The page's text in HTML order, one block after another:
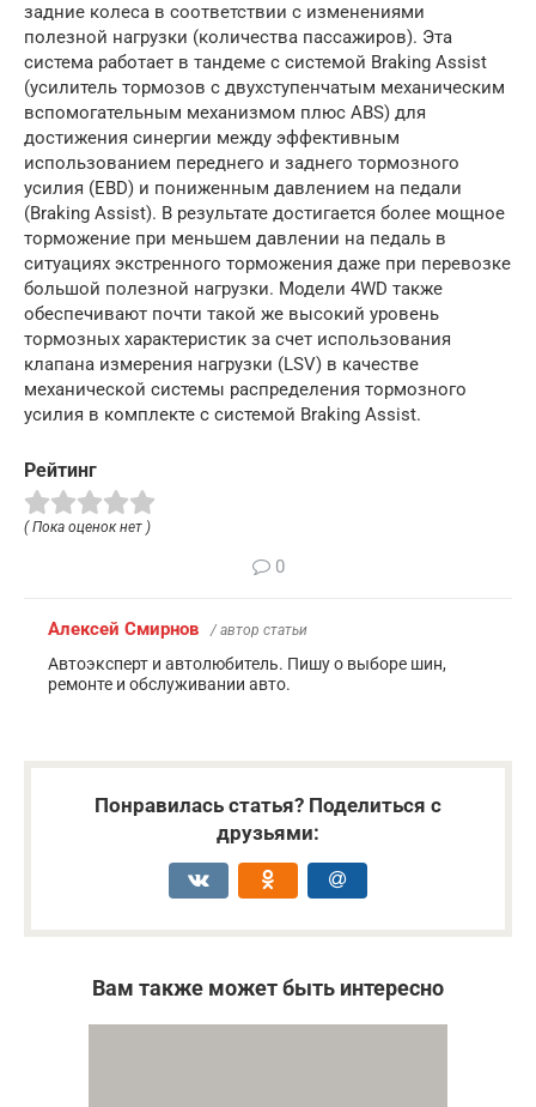
задние колеса в соответствии с изменениями
полезной нагрузки (количества пассажиров). Эта
система работает в тандеме с системой Braking Assist
(усилитель тормозов с двухступенчатым механическим
вспомогательным механизмом плюс ABS) для
достижения синергии между эффективным
использованием переднего и заднего тормозного
усилия (EBD) и пониженным давлением на педали
(Braking Assist). В результате достигается более мощное
торможение при меньшем давлении на педаль в
ситуациях экстренного торможения даже при перевозке
большой полезной нагрузки. Модели 4WD также
обеспечивают почти такой же высокий уровень
тормозных характеристик за счет использования
клапана измерения нагрузки (LSV) в качестве
механической системы распределения тормозного
усилия в комплекте с системой Braking Assist.
Рейтинг
( Пока оценок нет )
0
Алексей Смирнов / автор статьи
Автоэксперт и автолюбитель. Пишу о выборе шин,
ремонте и обслуживании авто.
Понравилась статья? Поделиться с
друзьями:
Вам также может быть интересно